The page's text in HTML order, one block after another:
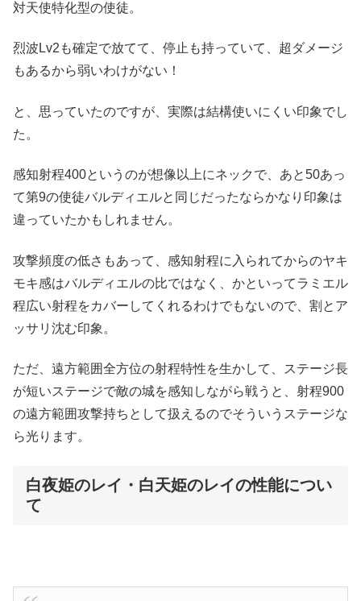
対天使特化型の使徒。
烈波Lv2も確定で放てて、停止も持っていて、超ダメージ
もあるから弱いわけがない！
と、思っていたのですが、実際は結構使いにくい印象でし
た。
感知射程400というのが想像以上にネックで、あと50あっ
て第9の使徒バルディエルと同じだったならかなり印象は
違っていたかもしれません。
攻撃頻度の低さもあって、感知射程に入られてからのヤキ
モキ感はバルディエルの比ではなく、かといってラミエル
程広い射程をカバーしてくれるわけでもないので、割とア
ッサリ沈む印象。
ただ、遠方範囲全方位の射程特性を生かして、ステージ長
が短いステージで敵の城を感知しながら戦うと、射程900
の遠方範囲攻撃持ちとして扱えるのでそういうステージな
ら光ります。
白夜姫のレイ・白天姫のレイの性能につい
て